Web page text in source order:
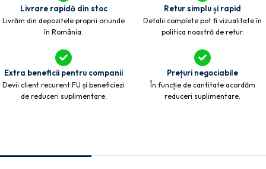
Livrare rapidă din stoc
Livrăm din depozitele proprii oriunde
în România.
Retur simplu și rapid
Detalii complete pot fi vizualitate în
politica noastră de retur.
Extra beneficii pentru companii
Devii client recurent FU și beneficiezi
de reduceri suplimentare.
Prețuri negociabile
În funcție de cantitate acordăm
reduceri suplimentare.